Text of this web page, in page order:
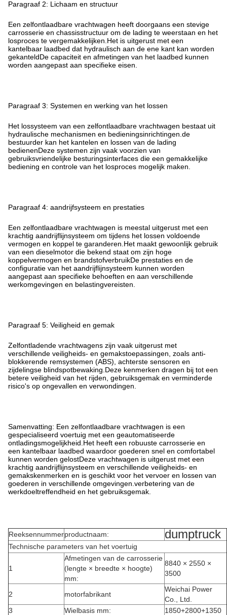
Paragraaf 2: Lichaam en structuur
Een zelfontlaadbare vrachtwagen heeft doorgaans een stevige
carrosserie en chassisstructuur om de lading te weerstaan en het
losproces te vergemakkelijken.Het is uitgerust met een
kantelbaar laadbed dat hydraulisch aan de ene kant kan worden
gekanteldDe capaciteit en afmetingen van het laadbed kunnen
worden aangepast aan specifieke eisen.
Paragraaf 3: Systemen en werking van het lossen
Het lossysteem van een zelfontlaadbare vrachtwagen bestaat uit
hydraulische mechanismen en bedieningsinrichtingen.de
bestuurder kan het kantelen en lossen van de lading
bedienenDeze systemen zijn vaak voorzien van
gebruiksvriendelijke besturingsinterfaces die een gemakkelijke
bediening en controle van het losproces mogelijk maken.
Paragraaf 4: aandrijfsysteem en prestaties
Een zelfontlaadbare vrachtwagen is meestal uitgerust met een
krachtig aandrijflijnsysteem om tijdens het lossen voldoende
vermogen en koppel te garanderen.Het maakt gewoonlijk gebruik
van een dieselmotor die bekend staat om zijn hoge
koppelvermogen en brandstofverbruikDe prestaties en de
configuratie van het aandrijflijnsysteem kunnen worden
aangepast aan specifieke behoeften en aan verschillende
werkomgevingen en belastingvereisten.
Paragraaf 5: Veiligheid en gemak
Zelfontladende vrachtwagens zijn vaak uitgerust met
verschillende veiligheids- en gemakstoepassingen, zoals anti-
blokkerende remsystemen (ABS), achterste sensoren en
zijdelingse blindspotbewaking.Deze kenmerken dragen bij tot een
betere veiligheid van het rijden, gebruiksgemak en verminderde
risico's op ongevallen en verwondingen.
Samenvatting: Een zelfontlaadbare vrachtwagen is een
gespecialiseerd voertuig met een geautomatiseerde
ontladingsmogelijkheid.Het heeft een robuuste carrosserie en
een kantelbaar laadbed waardoor goederen snel en comfortabel
kunnen worden gelostDeze vrachtwagen is uitgerust met een
krachtig aandrijflijnsysteem en verschillende veiligheids- en
gemakskenmerken en is geschikt voor het vervoer en lossen van
goederen in verschillende omgevingen.verbetering van de
werkdoeltreffendheid en het gebruiksgemak.
Reeksennummerproductnaam: dumptruck
Technische parameters van het voertuig
1
Afmetingen van de carrosserie
(lengte × breedte × hoogte)
mm:
8840 × 2550 ×
3500
2 motorfabrikant
Weichai Power
Co., Ltd.
3
Wielbasis mm: 1850+2800+1350